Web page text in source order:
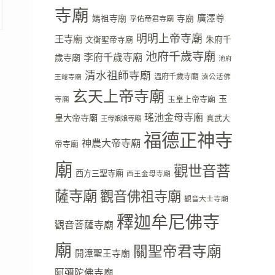
寺廟 媽祖寺廟 孚佑帝君寺廟 寺廟 廣澤尊
王寺廟 文衡聖帝寺廟 明明上帝寺廟 朱府千
歲寺廟 李府千歲寺廟 池府千歲寺廟 池府
王爺寺廟 清水祖師寺廟 溫府千歲寺廟 濟公活佛
寺廟 玄天上帝寺廟 玉皇上帝寺廟 玉
皇大帝寺廟 王母娘娘寺廟 瑤池金母寺廟 真武大
帝寺廟 神農大帝寺廟 福德正神寺
廟 西方三聖寺廟 西王金母寺廟 觀世音菩
薩寺廟觀音佛祖寺廟 觀音大士寺廟
觀音菩薩寺廟 釋迦牟尼佛寺
廟 開漳聖王寺廟 關聖帝君寺廟